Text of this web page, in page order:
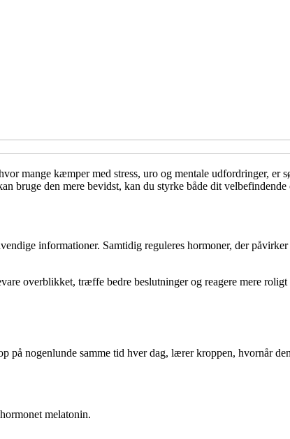
mange kæmper med stress, uro og mentale udfordringer, er
bruge den mere bevidst, kan du styrke både dit
informationer. Samtidig reguleres hormoner, der
overblikket, træffe bedre beslutninger og reagere mere roligt
nogenlunde samme tid hver dag, lærer kroppen, hvornår
melatonin.